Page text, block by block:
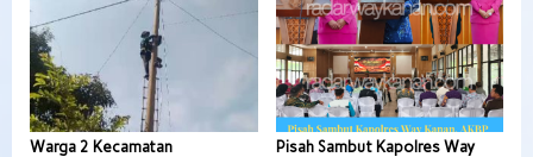
Warga 2 Kecamatan
Pisah Sambut Kapolres Way